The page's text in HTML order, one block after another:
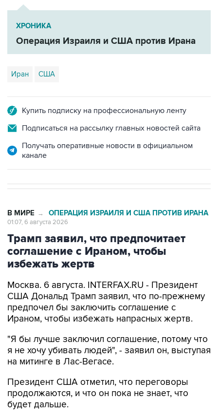
ХРОНИКА
Операция Израиля и США против Ирана
Иран США
Купить подписку на профессиональную ленту
Подписаться на рассылку главных новостей сайта
Получать оперативные новости в официальном
канале
В МИРЕ → ОПЕРАЦИЯ ИЗРАИЛЯ И США ПРОТИВ ИРАНА
01:07, 6 августа 2026
Трамп заявил, что предпочитает
соглашение с Ираном, чтобы
избежать жертв
Москва. 6 августа. INTERFAX.RU - Президент
США Дональд Трамп заявил, что по-прежнему
предпочел бы заключить соглашение с
Ираном, чтобы избежать напрасных жертв.
"Я бы лучше заключил соглашение, потому что
я не хочу убивать людей", - заявил он, выступая
на митинге в Лас-Вегасе.
Президент США отметил, что переговоры
продолжаются, и что он пока не знает, что
будет дальше.